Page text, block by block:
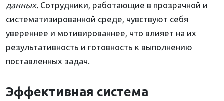
данных. Сотрудники, работающие в прозрачной и
систематизированной среде, чувствуют себя
увереннее и мотивированнее, что влияет на их
результативность и готовность к выполнению
поставленных задач.
Эффективная система